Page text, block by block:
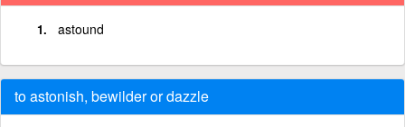
astound
to astonish, bewilder or dazzle